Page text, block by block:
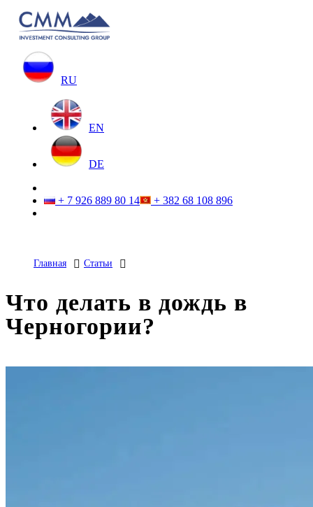
RU
EN
DE
+ 7 926 889 80 14 + 382 68 108 896
Главная Статьи
Что делать в дождь в
Черногории?